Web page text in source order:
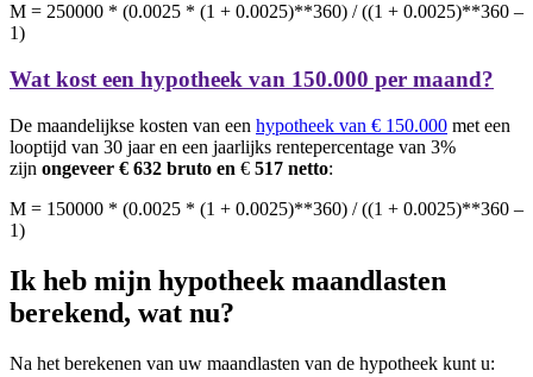
M = 250000 * (0.0025 * (1 + 0.0025)**360) / ((1 + 0.0025)**360 –
1)
Wat kost een hypotheek van 150.000 per maand?
De maandelijkse kosten van een hypotheek van € 150.000 met een
looptijd van 30 jaar en een jaarlijks rentepercentage van 3%
zijn ongeveer € 632 bruto en € 517 netto:
M = 150000 * (0.0025 * (1 + 0.0025)**360) / ((1 + 0.0025)**360 –
1)
Ik heb mijn hypotheek maandlasten
berekend, wat nu?
Na het berekenen van uw maandlasten van de hypotheek kunt u: